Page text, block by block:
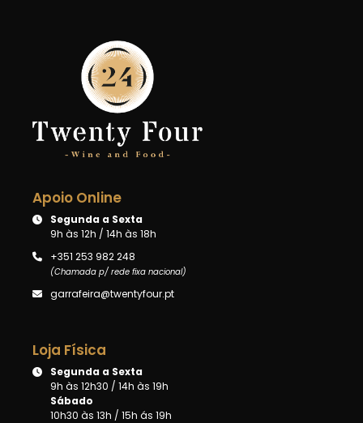
Apoio Online
Segunda a Sexta
9h às 12h / 14h às 18h
+351 253 982 248
(Chamada p/ rede fixa nacional)
garrafeira@twentyfour.pt
Loja Física
Segunda a Sexta
9h às 12h30 / 14h às 19h
Sábado
10h30 às 13h / 15h ás 19h